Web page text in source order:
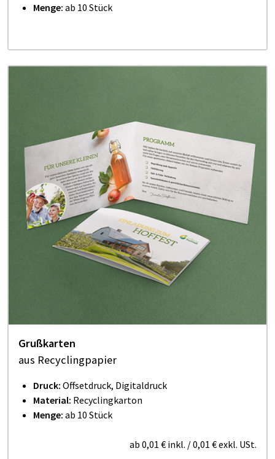
Menge: ab 10 Stück
Grußkarten
aus Recyclingpapier
Druck: Offsetdruck, Digitaldruck
Material: Recyclingkarton
Menge: ab 10 Stück
ab 0,01 € inkl. /0,01 €exkl. USt.